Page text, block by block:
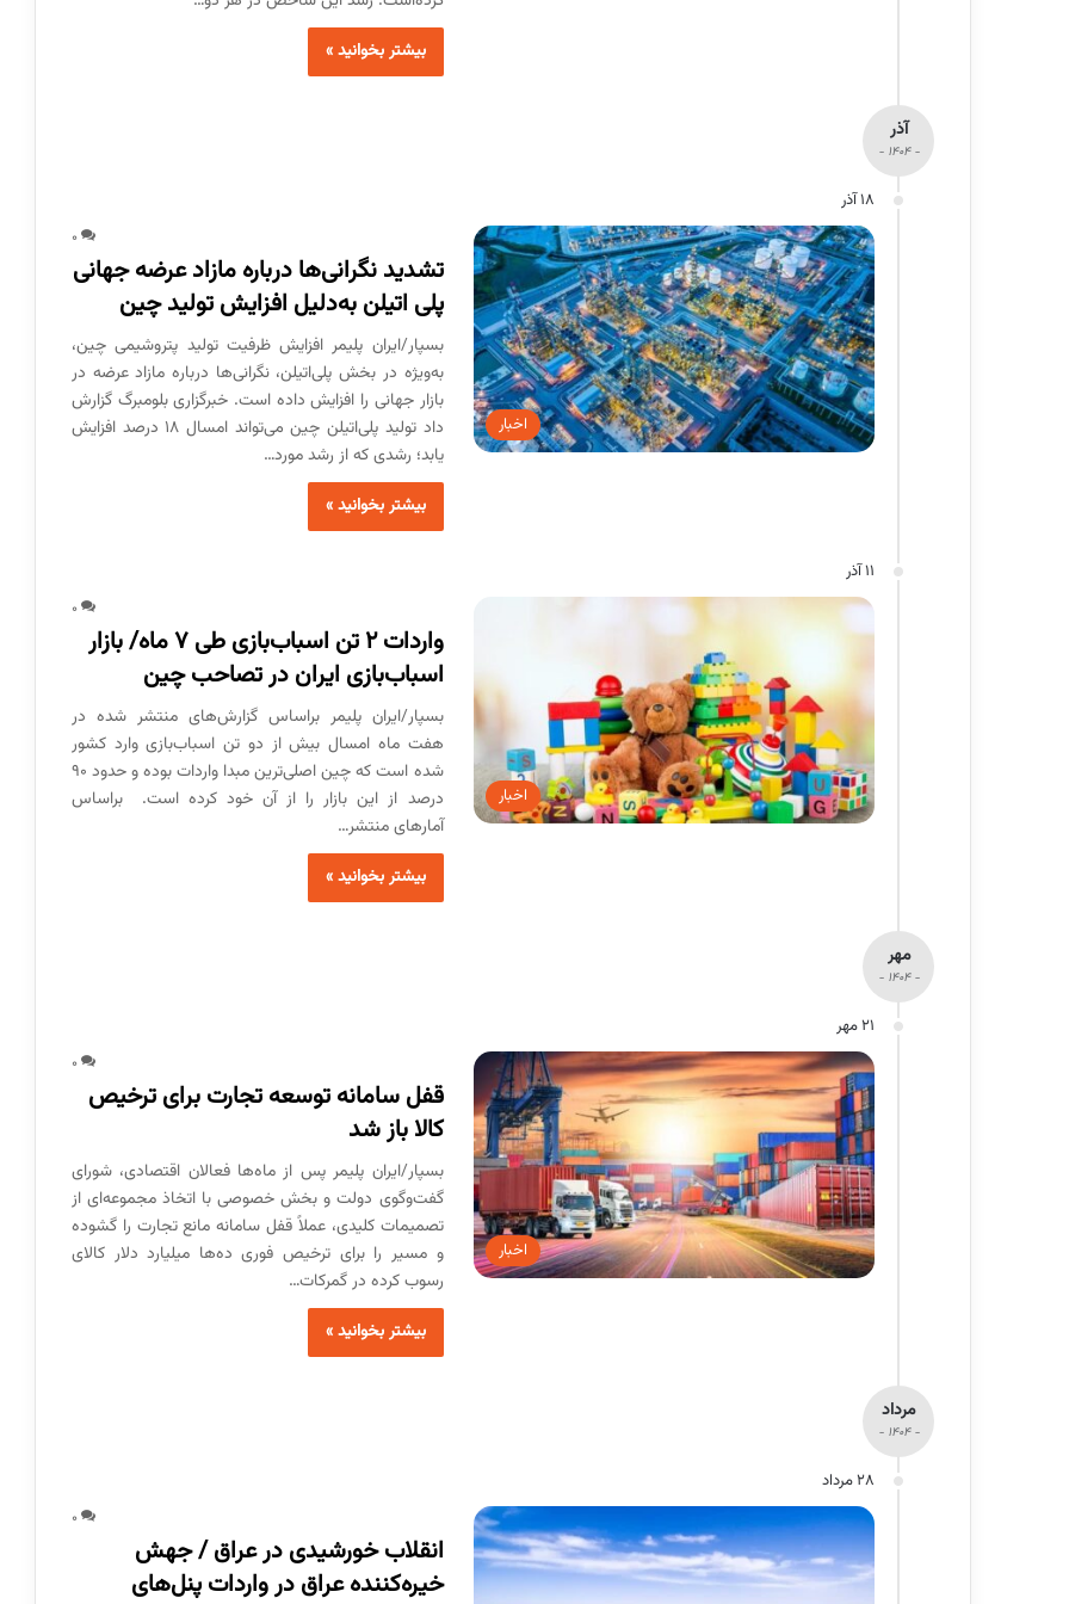
بیشتر بخوانید »
آذر
- 1404 -
18 آذر
اخبار
0
تشدید نگرانی‌‌ها درباره مازاد عرضه جهانی
پلی اتیلن به‌دلیل افزایش تولید چین
بسپار/ایران پلیمر افزایش ظرفیت تولید پتروشیمی چین،
به‌ویژه در بخش پلی‌اتیلن، نگرانی‌ها درباره مازاد عرضه در
بازار جهانی را افزایش داده است. خبرگزاری بلومبرگ گزارش
داد تولید پلی‌اتیلن چین می‌تواند امسال ۱۸ درصد افزایش
یابد؛ رشدی که از رشد مورد…
بیشتر بخوانید »
11 آذر
اخبار
0
واردات ۲ تن اسباب‌بازی طی ۷ ماه/ بازار
اسباب‌بازی ایران در تصاحب چین
بسپار/ایران پلیمر براساس گزارش‌های منتشر شده در
هفت ماه امسال‌ بیش از دو تن اسباب‌بازی وارد کشور
شده است که چین اصلی‌ترین مبدا واردات بوده و حدود ۹۰
درصد از این بازار را از آن خود کرده است. براساس
آمارهای منتشر…
بیشتر بخوانید »
مهر
- 1404 -
21 مهر
اخبار
0
قفل سامانه توسعه تجارت برای ترخیص
کالا باز شد
بسپار/ایران پلیمر پس از ماه‌ها فعالان اقتصادی، شورای
گفت‌وگوی دولت و بخش خصوصی با اتخاذ مجموعه‌ای از
تصمیمات کلیدی، عملاً قفل سامانه مانع تجارت را گشوده
و مسیر را برای ترخیص فوری ده‌ها میلیارد دلار کالای
رسوب کرده در گمرکات…
بیشتر بخوانید »
مرداد
- 1404 -
28 مرداد
0
انقلاب خورشیدی در عراق / جهش
خیره‌کننده عراق در واردات پنل‌های